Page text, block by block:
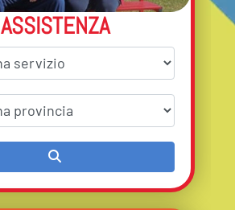
ASSISTENZA